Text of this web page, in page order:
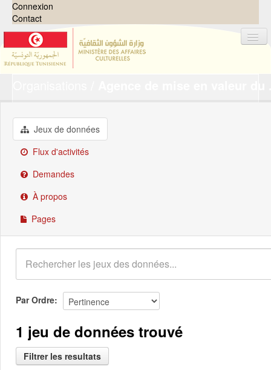
Connexion
Contact
Groupes
Demandes
À propos
Jeux de données
Flux d'activités
Demandes
À propos
Pages
Par Ordre
1 jeu de données trouvé
Filtrer les resultats